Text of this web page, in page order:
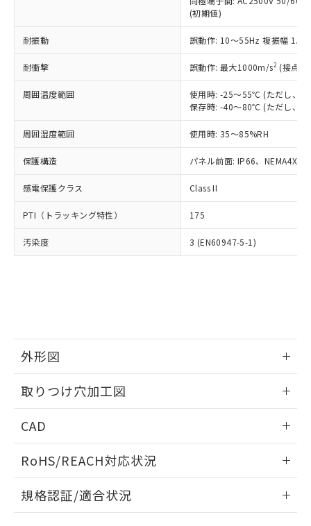
(初期値)
耐振動 誤動作: 10～55Hz 複振幅
耐衝撃 誤動作: 最大1000m/s2 (接点
周囲温度範囲
使用時: -25～55℃ (ただし、氷
保存時: -40～80℃ (ただし、氷
周囲湿度範囲 使用時: 35～85%RH
保護構造 パネル前面: IP66、NEMA4X,
感電保護クラス Class II
PTI（トラッキング特性） 175
汚染度 3 (EN60947-5-1)
外形図
取りつけ穴加工図
CAD
ドすることができます。
ログイン/会員登録
RoHS/REACH対応状況
EU RoHS 注意事項・凡例
規格認証/適合状況
正式な納期状況および標準価格はお客
様のお取引先、またはお客様担当のオ
ムロン制御機器販売店・当社販売員に
オムロン制御機器販売店や当社販売拠
販売ネットワーク
」をご確認
事前の承諾なく第三者に漏洩または開
示しないようお願いします。
マイパーツ機能（部品リスト作成サー
ビス）をご利用いただくには、I-Web
メンバーズにご登録されている必要が
あります。
お客様が当ウェブサイト上で当社にご
登録された部品リストについて、当社
および当社の共同利用者が、当社の製
(PBDE) 1000ppm以下、フタル酸ビス(2-エチルヘキシ
ル) (DEHP)(別名：DOP) 1000ppm以下、フタル酸ブチ
（DBP） 1000ppm以下、フタル酸ジイソブチル
但し、RoHS指令で産業用監視および制御機器に対する
フタル酸エステル類の４物質については閾値を超える意
図的な使用がないことを確認しています。
※2 対応予定月
部品在庫の切り替え状況などにより、予定
月が前後することがあります。
※3 非含有証明書ダウンロード
※本証明書は発行日時点で非含有を証明す
るもので、過去に遡って非含有を証明する
また、RoHS指令のフタル酸エステル類４
物質の対応では、対応完了までの期間は出
荷製品に未対応品が混在することから備考
既に当社にて対応品への在庫切替を完了
していることから、特段のことがない限
り、2022年1月12日より割愛しておりま
ニル類) : 1000ppm、 PBDEs(ポリ臭化ジフェニルエーテ
イソブチル) : 1000ppm、 BBP(フタル酸ブチルベンジ
DEHP(フタル酸ビス(2-エチルヘキシル)) : 1000ppm
「ｅ」：有害物質（10物質）のすべてが基
準値以下であることを示します。
「10」：通常の使用状況下において有害物
質が外部に漏えいし、環境に深刻な影響を
及ぼさない年数を意味します。
い合わせください。
当社は規制貨物を破棄する場合は、完
全に破砕するなど、違法に輸出されな
いよう必要な手段を講じます。
当社は貴社製品を、核兵器、ミサイ
ル、化学兵器、生物兵器またはその他
武器並びにこれらの製造装置等に一切
当社は、貴社製品を第三者に販売する
場合は、上記1、2および3の内容を当
該第三者に通知します。また当社は、
販売先および販売に係わる関係者が違
り引きをいたしません。
一定数以上の在庫あり
一定数には満たないが在庫あり
在庫なし(最新の在庫状況につ
いては、お客様のお取引先、ま
たはお客様担当のオムロン制御
機器販売店・当社販売員にご確
白
受注生産機種、また在庫状況の
情報を公開していない機種